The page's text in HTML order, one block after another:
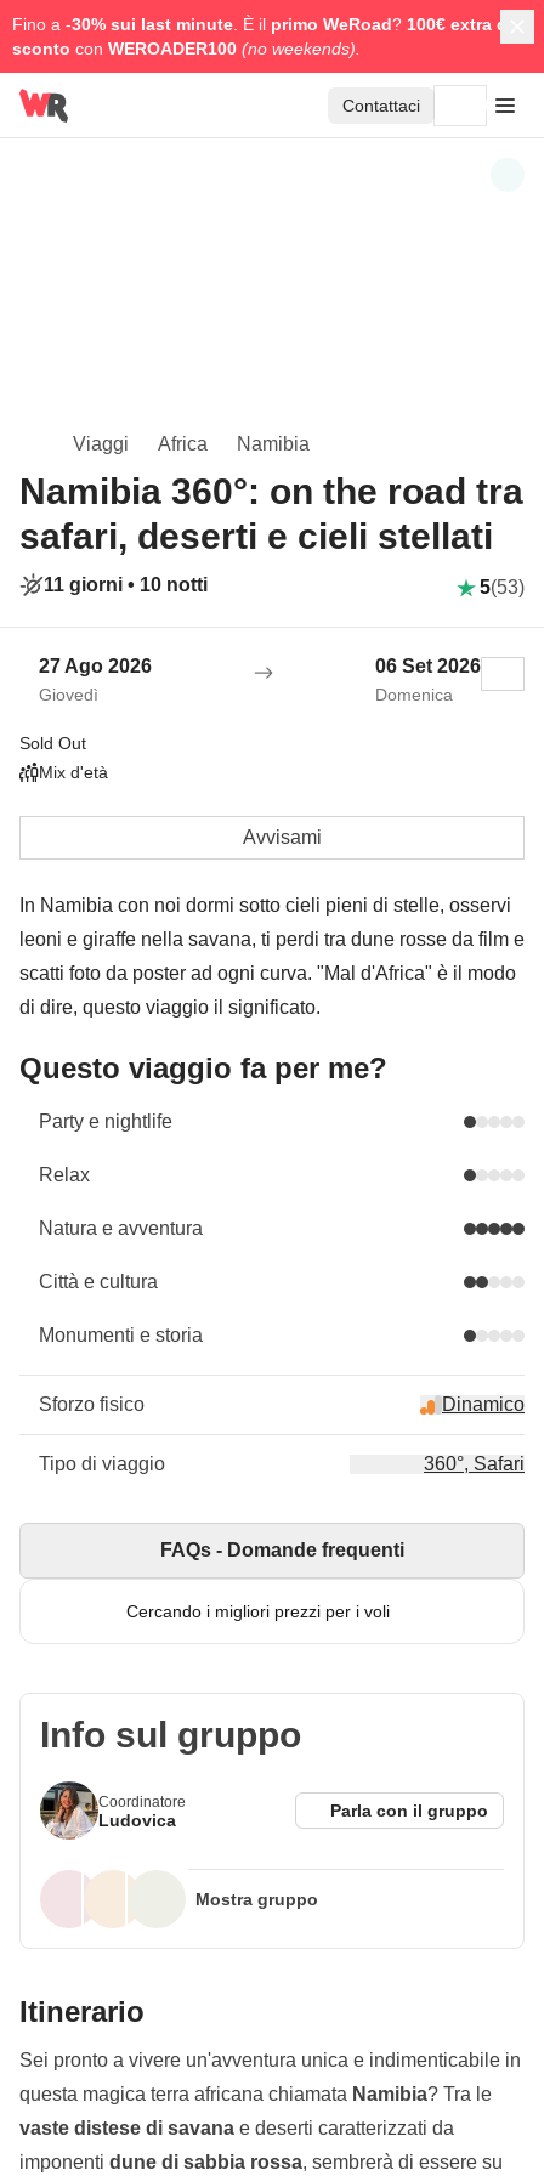
Fino a -30% sui last minute . È il primo WeRoad? 100€ extra di
sconto con WEROADER100 (no weekends).
Contattaci
Viaggi Africa Namibia
Namibia 360°: on the road tra
safari, deserti e cieli stellati
11 giorni • 10 notti 5(53)
27 Ago 2026
Giovedì
06 Set 2026
Domenica
Sold Out
Mix d'età
Avvisami
In Namibia con noi dormi sotto cieli pieni di stelle, osservi
leoni e giraffe nella savana, ti perdi tra dune rosse da film e
scatti foto da poster ad ogni curva. "Mal d'Africa" è il modo
di dire, questo viaggio il significato.
Questo viaggio fa per me?
Party e nightlife
Relax
Natura e avventura
Città e cultura
Monumenti e storia
Sforzo fisico Dinamico
Tipo di viaggio 360°, Safari
Cercando i migliori prezzi per i voli
FAQs - Domande frequenti
Info sul gruppo
Coordinatore
Ludovica Parla con il gruppo
Mostra gruppo
Itinerario
Sei pronto a vivere un'avventura unica e indimenticabile in
questa magica terra africana chiamata Namibia? Tra le
vaste distese di savana e deserti caratterizzati da
imponenti dune di sabbia rossa, sembrerà di essere su